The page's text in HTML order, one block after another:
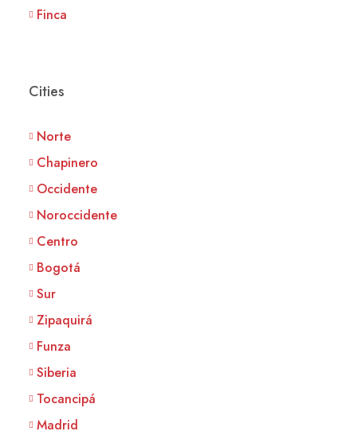
Finca
Cities
Norte
Chapinero
Occidente
Noroccidente
Centro
Bogotá
Sur
Zipaquirá
Funza
Siberia
Tocancipá
Madrid